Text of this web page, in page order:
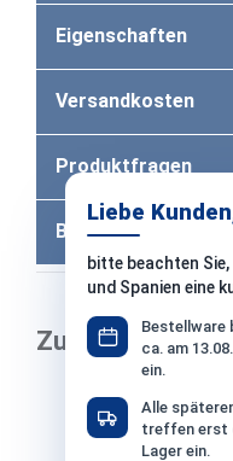
Liebe
bitte beachten
und Spanien eine
Bestellware
ca. am
ein.
Alle
treffen erst
Lager ein.
Eigenschaften
Versandkosten
Produktfragen
Bewertungen
Zubehör